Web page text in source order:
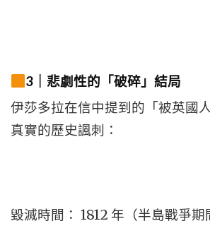
3｜悲劇性的「破碎」結局
伊莎多拉在信中提到的「被英國
真實的歷史諷刺：
毀滅時間： 1812 年（半島戰爭期